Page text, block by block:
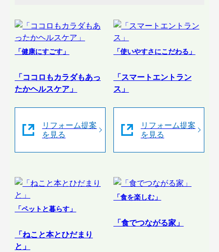
「健康にすごす」
「ココロもカラダもあっ
たかヘルスケア」
リフォーム提案
を見る
「使いやすさにこだわる」
「スマートエントラン
ス」
リフォーム提案
を見る
「ペットと暮らす」
「ねこと本とひだまり
と」
「食を楽しむ」
「食でつながる家」